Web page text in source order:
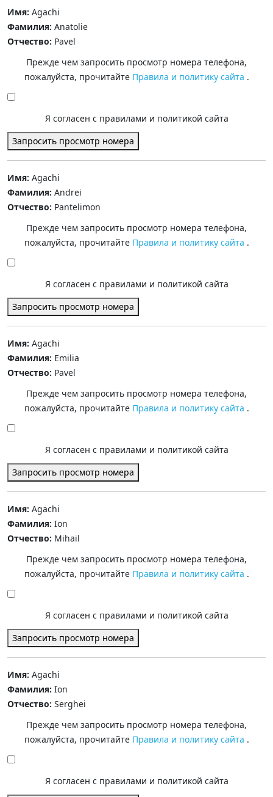
Имя: Agachi
Фамилия: Anatolie
Отчество: Pavel
Прежде чем запросить просмотр номера телефона,
пожалуйста, прочитайте Правила и политику сайта .
Я согласен с правилами и политикой сайта
Запросить просмотр номера
Имя: Agachi
Фамилия: Andrei
Отчество: Pantelimon
Прежде чем запросить просмотр номера телефона,
пожалуйста, прочитайте Правила и политику сайта .
Я согласен с правилами и политикой сайта
Запросить просмотр номера
Имя: Agachi
Фамилия: Emilia
Отчество: Pavel
Прежде чем запросить просмотр номера телефона,
пожалуйста, прочитайте Правила и политику сайта .
Я согласен с правилами и политикой сайта
Запросить просмотр номера
Имя: Agachi
Фамилия: Ion
Отчество: Mihail
Прежде чем запросить просмотр номера телефона,
пожалуйста, прочитайте Правила и политику сайта .
Я согласен с правилами и политикой сайта
Запросить просмотр номера
Имя: Agachi
Фамилия: Ion
Отчество: Serghei
Прежде чем запросить просмотр номера телефона,
пожалуйста, прочитайте Правила и политику сайта .
Я согласен с правилами и политикой сайта